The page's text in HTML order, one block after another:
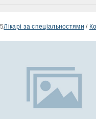
Лікарі за спеціальностями /